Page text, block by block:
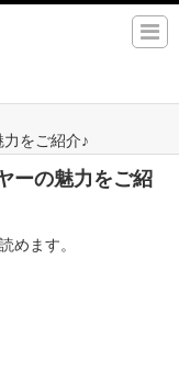
をご紹介♪
ーの魅力をご紹
めます。